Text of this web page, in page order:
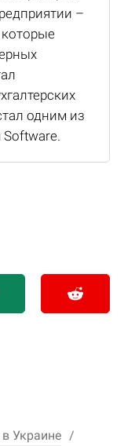
–
одним из
Украине